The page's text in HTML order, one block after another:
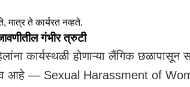
ते कार्यरत नव्हते.
गंभीर त्रुटी
कार्यस्थळी होणाऱ्या लैंगिक छळापासून
आहे — Sexual Harassment of